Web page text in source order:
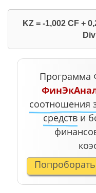
KZ = -1,002 CF +
Программа
соотношения
средстви